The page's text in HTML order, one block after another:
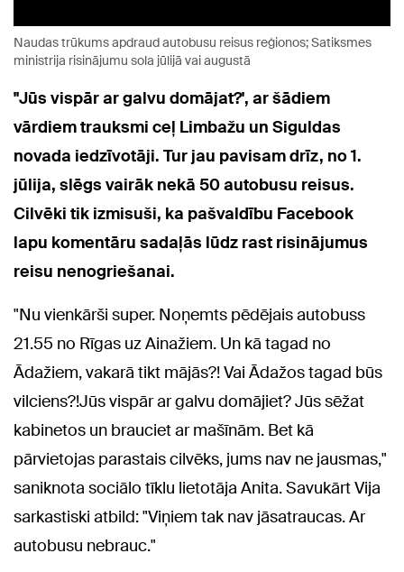
Naudas trūkums apdraud autobusu reisus reģionos; Satiksmes
ministrija risinājumu sola jūlijā vai augustā
"Jūs vispār ar galvu domājat?', ar šādiem
vārdiem trauksmi ceļ Limbažu un Siguldas
novada iedzīvotāji. Tur jau pavisam drīz, no 1.
jūlija, slēgs vairāk nekā 50 autobusu reisus.
Cilvēki tik izmisuši, ka pašvaldību Facebook
lapu komentāru sadaļās lūdz rast risinājumus
reisu nenogriešanai.
"Nu vienkārši super. Noņemts pēdējais autobuss
21.55 no Rīgas uz Ainažiem. Un kā tagad no
Ādažiem, vakarā tikt mājās?! Vai Ādažos tagad būs
vilciens?!Jūs vispār ar galvu domājiet? Jūs sēžat
kabinetos un brauciet ar mašīnām. Bet kā
pārvietojas parastais cilvēks, jums nav ne jausmas,"
saniknota sociālo tīklu lietotāja Anita. Savukārt Vija
sarkastiski atbild: "Viņiem tak nav jāsatraucas. Ar
autobusu nebrauc."